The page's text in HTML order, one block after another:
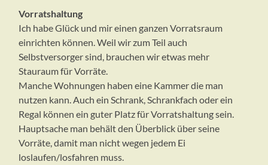
Vorratshaltung
Ich habe Glück und mir einen ganzen Vorratsraum
einrichten können. Weil wir zum Teil auch
Selbstversorger sind, brauchen wir etwas mehr
Stauraum für Vorräte.
Manche Wohnungen haben eine Kammer die man
nutzen kann. Auch ein Schrank, Schrankfach oder ein
Regal können ein guter Platz für Vorratshaltung sein.
Hauptsache man behält den Überblick über seine
Vorräte, damit man nicht wegen jedem Ei
loslaufen/losfahren muss.